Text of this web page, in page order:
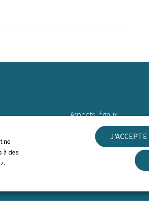
ne
à des
J'ACCEPTE
Aspects légaux
Déclaration d'accessibilité